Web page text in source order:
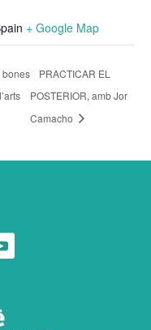
+ Google Map
bones
PRACTICAR EL
POSTERIOR, amb Jor
Camacho